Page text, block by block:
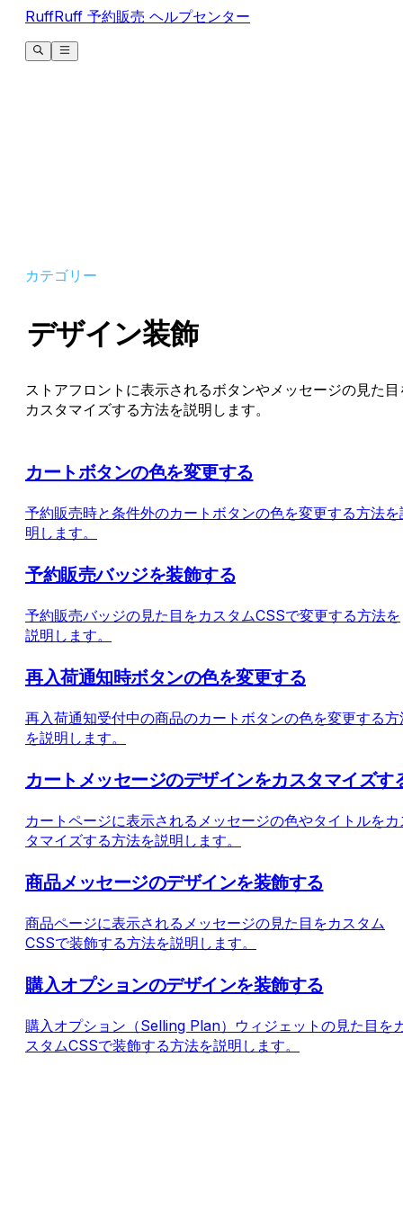
RuffRuff 予約販売 ヘルプセンター
カテゴリー
デザイン装飾
ストアフロントに表示されるボタンやメッセージの見た目
カスタマイズする方法を説明します。
カートボタンの色を変更する
予約販売時と条件外のカートボタンの色を変更する方法を
明します。
予約販売バッジを装飾する
予約販売バッジの見た目をカスタムCSSで変更する方法を
説明します。
再入荷通知時ボタンの色を変更する
再入荷通知受付中の商品のカートボタンの色を変更する方
を説明します。
カートメッセージのデザインをカスタマイズす
カートページに表示されるメッセージの色やタイトルをカ
タマイズする方法を説明します。
商品メッセージのデザインを装飾する
商品ページに表示されるメッセージの見た目をカスタム
CSSで装飾する方法を説明します。
購入オプションのデザインを装飾する
購入オプション（Selling Plan）ウィジェットの見た目を
スタムCSSで装飾する方法を説明します。